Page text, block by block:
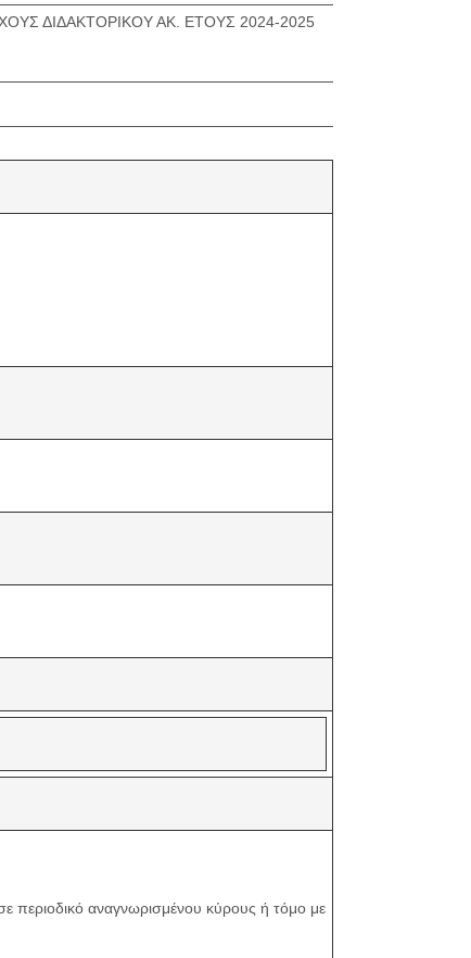
ΔΙΔΑΚΤΟΡΙΚΟΥ ΑΚ. ΕΤΟΥΣ 2024-2025
περιοδικό αναγνωρισμένου κύρους ή τόμο με